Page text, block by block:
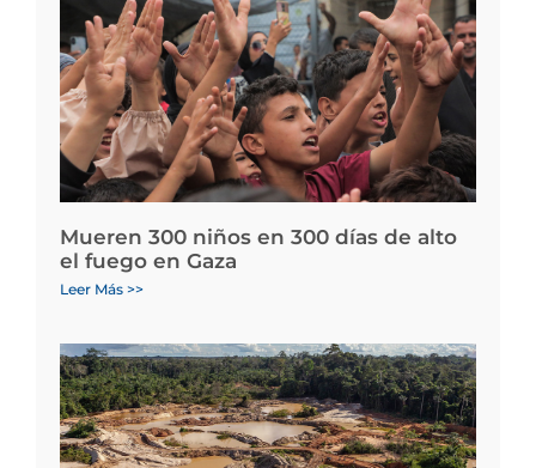
Mueren 300 niños en 300 días de alto
el fuego en Gaza
Leer Más >>